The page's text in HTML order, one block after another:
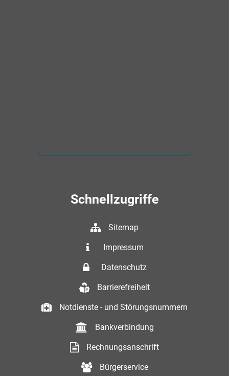
Schnellzugriffe
Sitemap
Impressum
Datenschutz
Barrierefreiheit
Notdienste - und Störungsnummern
Bankverbindung
Rechnungsanschrift
Bürgerservice